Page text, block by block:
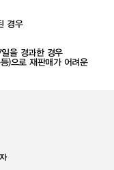
경우
을 경과한 경우
)으로 재판매가 어려운